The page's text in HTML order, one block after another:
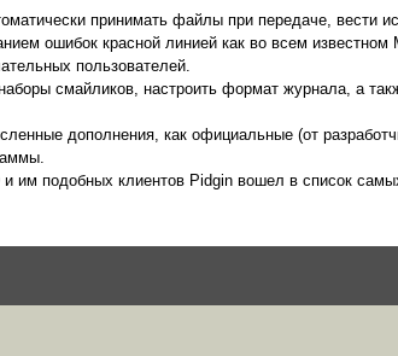
принимать файлы при передаче, вести
ошибок красной линией как во всем известном
пользователей.
смайликов, настроить формат журнала, а
дополнения, как официальные (от
и им подобных клиентов Pidgin вошел в список